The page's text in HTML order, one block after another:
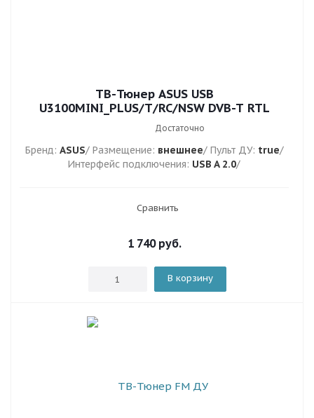
ТВ-Тюнер ASUS USB
U3100MINI_PLUS/T/RC/NSW DVB-T RTL
Достаточно
Бренд: ASUS/ Размещение: внешнее/ Пульт ДУ: true/
Интерфейс подключения: USB A 2.0/
Сравнить
1 740руб.
В корзину